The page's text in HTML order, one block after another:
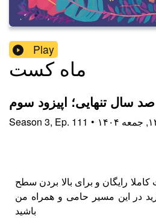
Play
ماه کست
صد سال تنهایی؛ اپیزود سوم
Season 3, Ep. 111 •
رایگان و برای بالا بردن سطح
در این مسیر حامی و همراه من
باشید